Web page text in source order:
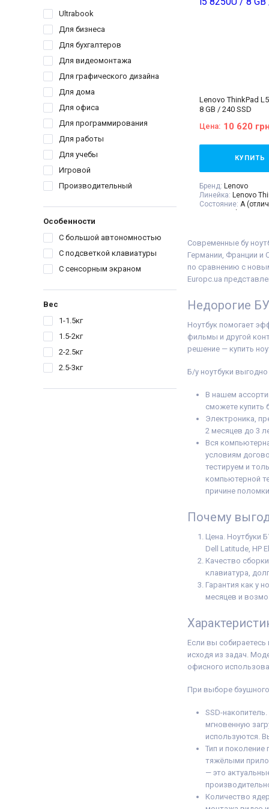
Ultrabook
Для бизнеса
Для бухгалтеров
Для видеомонтажа
Для графического дизайна
Для дома
Для офиса
Для программирования
Для работы
Для учебы
Игровой
Производительный
Особенности
С большой автономностью
С подсветкой клавиатуры
С сенсорным экраном
Вес
1-1.5кг
1.5-2кг
2-2.5кг
2.5-3кг
Процессор: Intel®
Вес: 1-1.5кг
Операционная
Комплектация:
(или доп. опция
гарантийный
Lenovo ThinkPad
8 GB / 240 SSD
Цена: 10 620
КУПИТЬ
Бренд: Lenovo
Линейка: Lenovo
Состояние: A
Количество ядер
Процессор:
Intel®
Processor 6M
GHz
Поколение
i5 - 8gen
620
Оперативная
Объём накопителя:
Тип матрицы:
Класс: Для бизнеса
Вес: 1.5-2кг
Комплектация:
(или доп. опция
гарантийный
накладная
Современные бу
Германии, Франции и
по сравнению с
Europc.ua
Недорогие
Ноутбук помогает
фильмы и другой
решение — купить
Б/у ноутбуки
В нашем
сможете купить
Электроника,
2 месяцев до 3
Вся
условиям
тестируем и
компьютерной
причине
Почему
Цена. Ноутбуки
Dell Latitude, HP
Качество
клавиатура,
Гарантия как у
месяцев и
Если вы
исходя из задач.
офисного
При выборе
SSD-
мгновенную
используются.
Тип и поколение
тяжёлыми
— это
Количество